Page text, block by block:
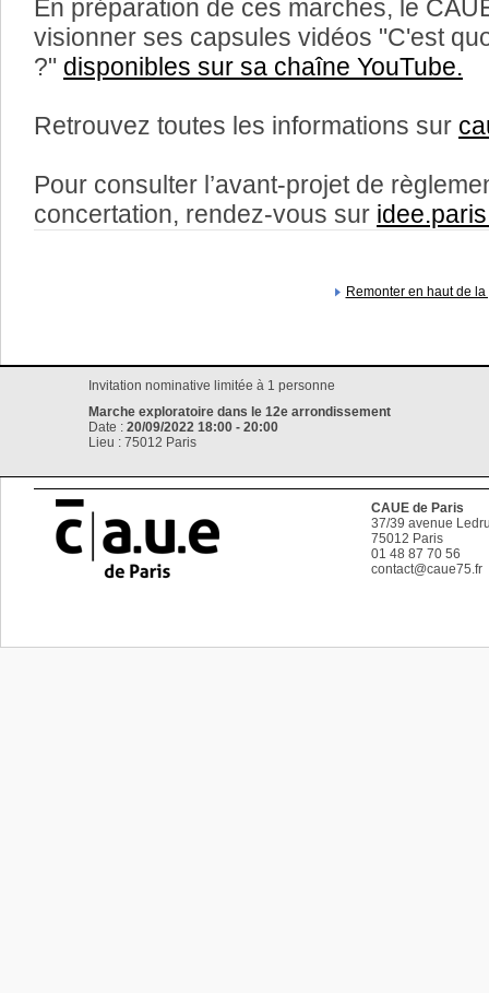
En préparation de ces marches, le
visionner ses capsules vidéos "C'est
?" disponibles sur sa chaîne YouTube.
Retrouvez toutes les informations sur
Pour consulter l’avant-projet de
concertation, rendez-vous sur
Remonter en haut de la
Invitation nominative limitée à 1 personne
Marche exploratoire dans le 12e arrondissement
Date : 20/09/2022 18:00 - 20:00
Lieu : 75012 Paris
CAUE de Paris
37/39 avenue
75012 Paris
01 48 87 70 56
contact@caue75.fr